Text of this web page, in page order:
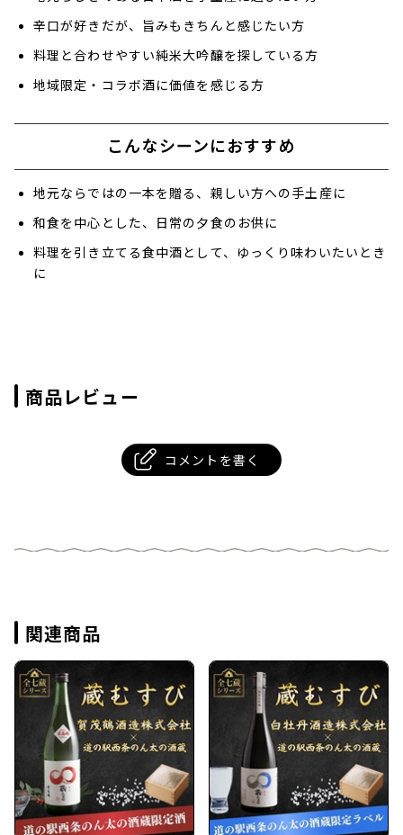
辛口が好きだが、旨みもきちんと感じたい方
料理と合わせやすい純米大吟醸を探している方
地域限定・コラボ酒に価値を感じる方
こんなシーンにおすすめ
地元ならではの一本を贈る、親しい方への手土産に
和食を中心とした、日常の夕食のお供に
料理を引き立てる食中酒として、ゆっくり味わいたいとき
に
商品レビュー
コメントを書く
関連商品